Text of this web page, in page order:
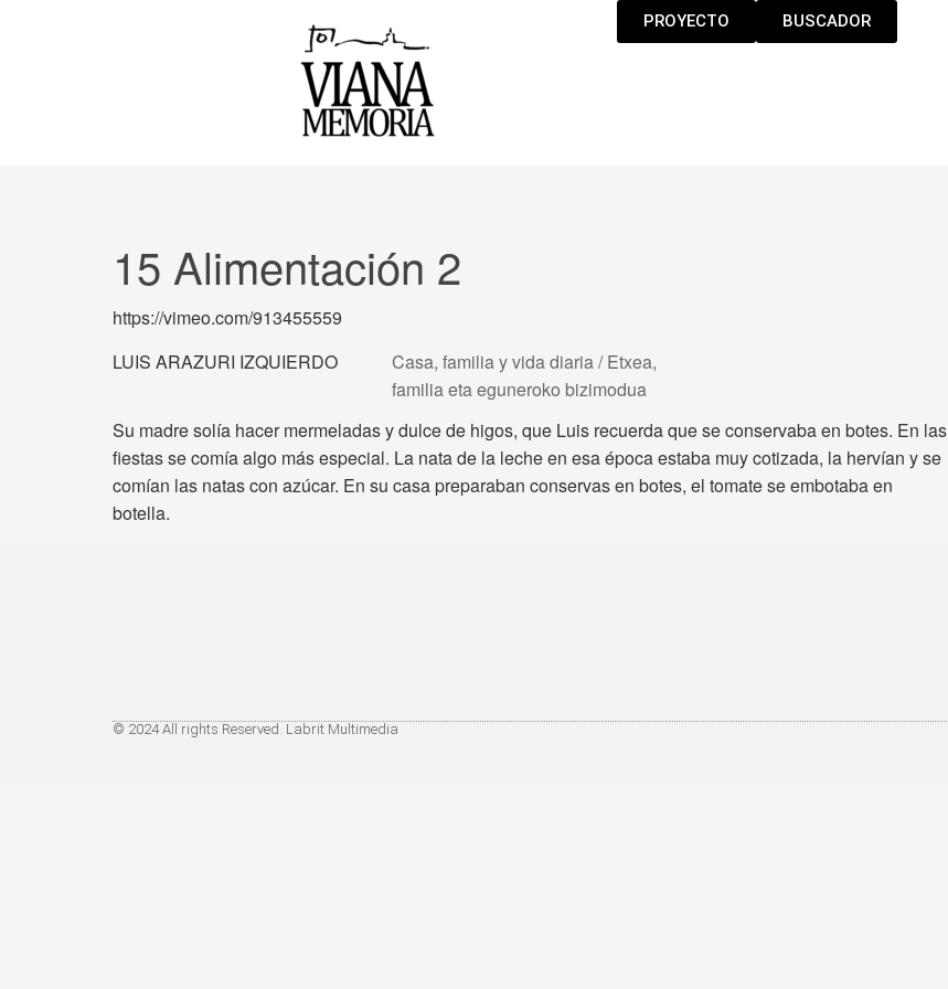
PROYECTO BUSCADOR
15 Alimentación 2
https://vimeo.com/913455559
LUIS ARAZURI IZQUIERDO
Casa, familia y vida diaria / Etxea,
familia eta eguneroko bizimodua
Su madre solía hacer mermeladas y dulce de higos, que Luis recuerda que se conservaba en botes. En las
fiestas se comía algo más especial. La nata de la leche en esa época estaba muy cotizada, la hervían y se
comían las natas con azúcar. En su casa preparaban conservas en botes, el tomate se embotaba en
botella.
© 2024 All rights Reserved. Labrit Multimedia